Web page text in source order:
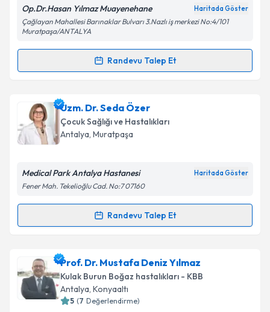
Kişisel verilerimin işlenmesine ilişkinAydınlatma
'ni okudum ve kişisel verilerimin belirtilen
kapsamda işlenmesini kabul ediyorum.
Takvim Talebini Gönder
Op.Dr.Hasan Yılmaz Muayenehane Haritada Göster
Çağlayan Mahallesi Barınaklar Bulvarı 3.Nazlı iş merkezi No:4/101
Muratpaşa/ANTALYA
Randevu Talep Et
Randevu Takvimi Talebi
Op. Dr. Hasan Yılmaziçin randevu takvimi talebi
oluşturun. Size bu uzmandan randevu almanız için bir
takvim hazırlandığında e-posta ile bilgilendireceğiz.
Kişisel verilerimin işlenmesine ilişkin
Metni'ni okudum ve kişisel verilerimin belirtilen
Takvim Talebini Gönder
Uzm. Dr. Seda Özer
Çocuk Sağlığı ve Hastalıkları
Antalya, Muratpaşa
Medical Park Antalya Hastanesi Haritada Göster
Fener Mah. Tekelioğlu Cad. No:7 07160
Randevu Talep Et
Randevu Takvimi Talebi
Uzm. Dr. Seda Özeriçin randevu takvimi talebi
oluşturun. Size bu uzmandan randevu almanız için bir
takvim hazırlandığında e-posta ile bilgilendireceğiz.
Prof. Dr. Mustafa Deniz Yılmaz
Kulak Burun Boğaz hastalıkları - KBB
Antalya, Konyaaltı
5 (7 Değerlendirme)